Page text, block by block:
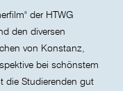
der HTWG
den diversen
von Konstanz,
bei schönstem
die Studierenden gut